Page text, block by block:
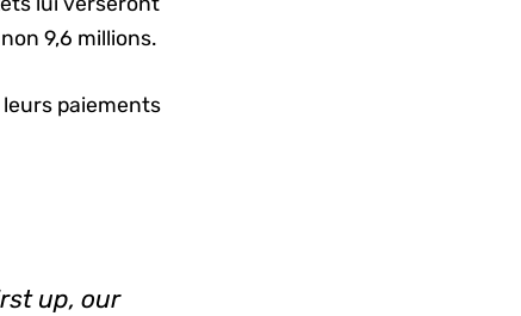
9,6 millions.
leurs paiements
up, our